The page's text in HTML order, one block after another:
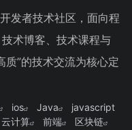
发者技术社区，面向程
术博客、技术课程与
质”的技术交流为核心定
ios Java
javascript
云计算 前端
区块链